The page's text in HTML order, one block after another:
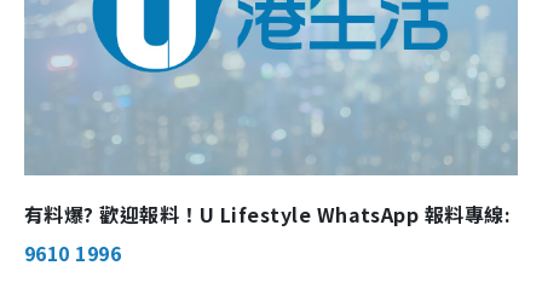
有料爆? 歡迎報料！U Lifestyle WhatsApp 報料專線:
9610 1996